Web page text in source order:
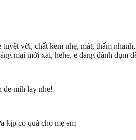
vời, chất kem nhẹ, mát, thấm
mai mới xài, hehe, e đang dành dụm
de mih lay nhe!
kịp có quà cho mẹ em